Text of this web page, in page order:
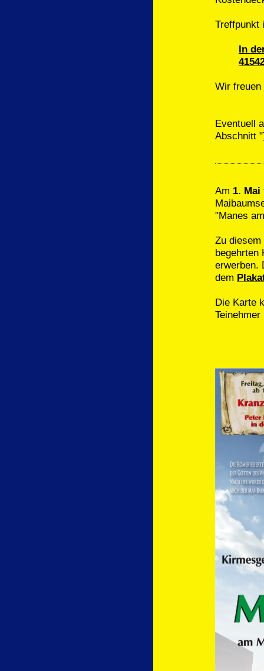
Treffpunkt
In
Wir freuen
Eventuell
Abschnitt "
Am 1. Mai
"Manes
Zu
begehrten
erwerben.
dem
Die Karte